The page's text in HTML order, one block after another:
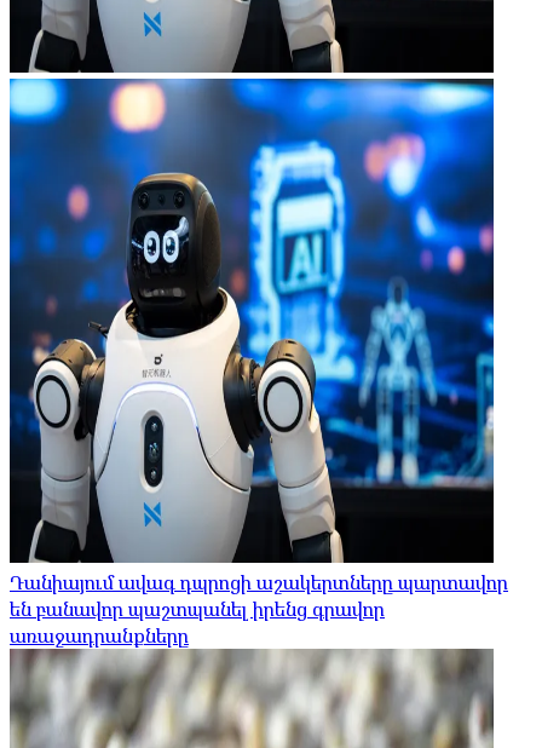
Դանիայում ավագ դպրոցի աշակերտները պարտավոր
են բանավոր պաշտպանել իրենց գրավոր
առաջադրանքները